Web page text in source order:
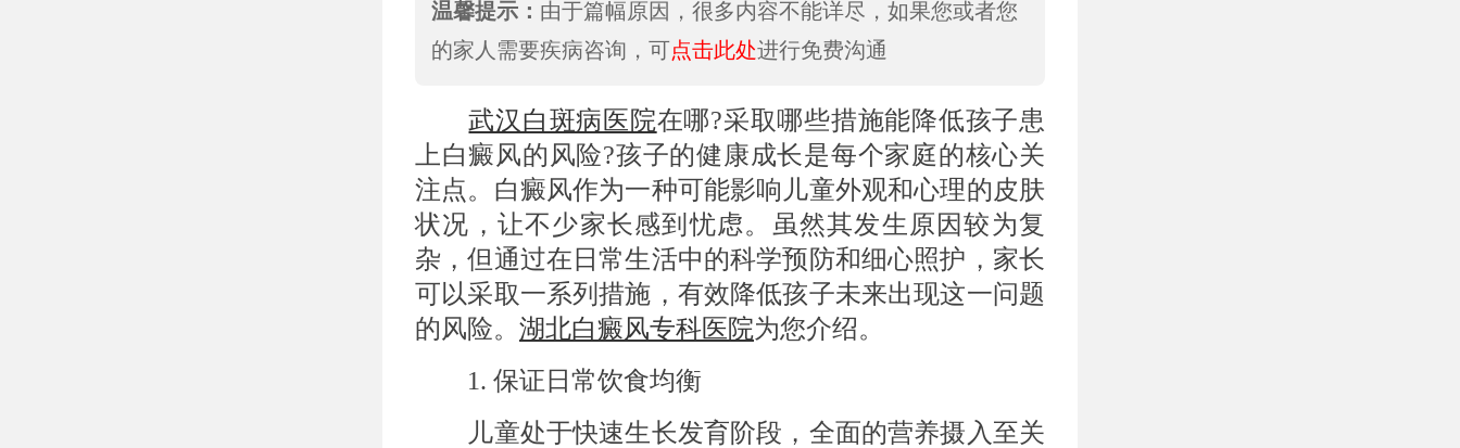
温馨提示： 由于篇幅原因，很多内容不能详尽，如果您或者您
的家人需要疾病咨询，可点击此处进行免费沟通
武汉白斑病医院在哪?采取哪些措施能降低孩子患
上白癜风的风险?孩子的健康成长是每个家庭的核心关
注点。白癜风作为一种可能影响儿童外观和心理的皮肤
状况，让不少家长感到忧虑。虽然其发生原因较为复
杂，但通过在日常生活中的科学预防和细心照护，家长
可以采取一系列措施，有效降低孩子未来出现这一问题
的风险。 湖北白癜风专科医院为您介绍。
1. 保证日常饮食均衡
儿童处于快速生长发育阶段，全面的营养摄入至关